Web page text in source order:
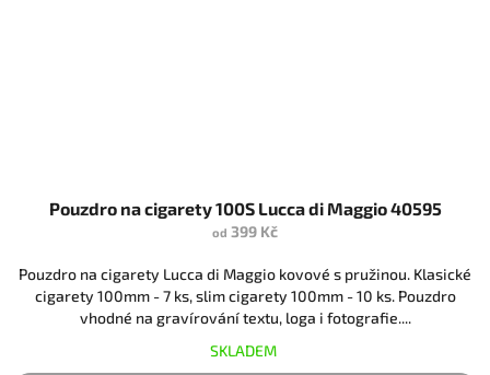
Pouzdro na cigarety 100S Lucca di Maggio 40595
od 399 Kč
Pouzdro na cigarety Lucca di Maggio kovové s pružinou. Klasické
cigarety 100mm - 7 ks, slim cigarety 100mm - 10 ks. Pouzdro
vhodné na gravírování textu, loga i fotografie....
SKLADEM